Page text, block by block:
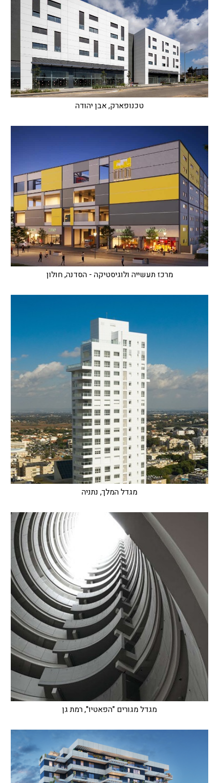
טכנופארק, אבן יהודה
מרכז תעשייה ולוגיסטיקה - הסדנה, חולון
מגדל המלך, נתניה
מגדל מגורים "הפאטיו", רמת גן